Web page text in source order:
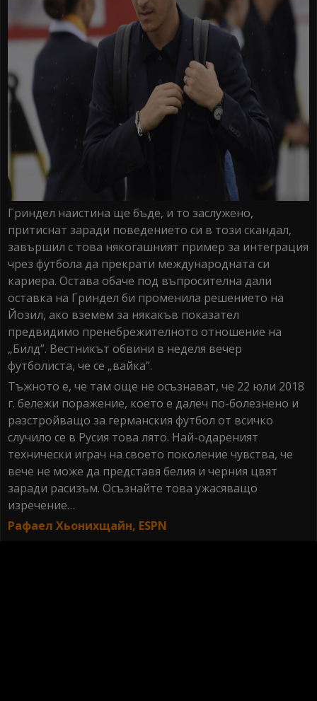
Гриндел наистина ще бъде, и то заслужено,
притиснат заради поведението си в този скандал,
завършил с това някогашният пример за интеграция
чрез футбола да прекрати международната си
кариера. Остава обаче под въпросителна дали
оставка на Гриндел би променила решението на
Йозил, ако вземем за някакъв показател
предвидимо пренебрежителното отношение на
„Билд”. Вестникът обвини в неделя вечер
футболиста, че се „вайка”.
Тъжното е, че там още не осъзнават, че 22 юли 2018
г. бележи поражение, което е далеч по-болезнено и
разстройващо за германския футбол от всичко
случило се в Русия това лято. Най-одареният
технически играч на своето поколение чувства, че
вече не може да представя белия и черния цвят
заради расизъм. Осъзнайте това ужасяващо
изречение…
Рафаел Хьонихщайн, ESPN